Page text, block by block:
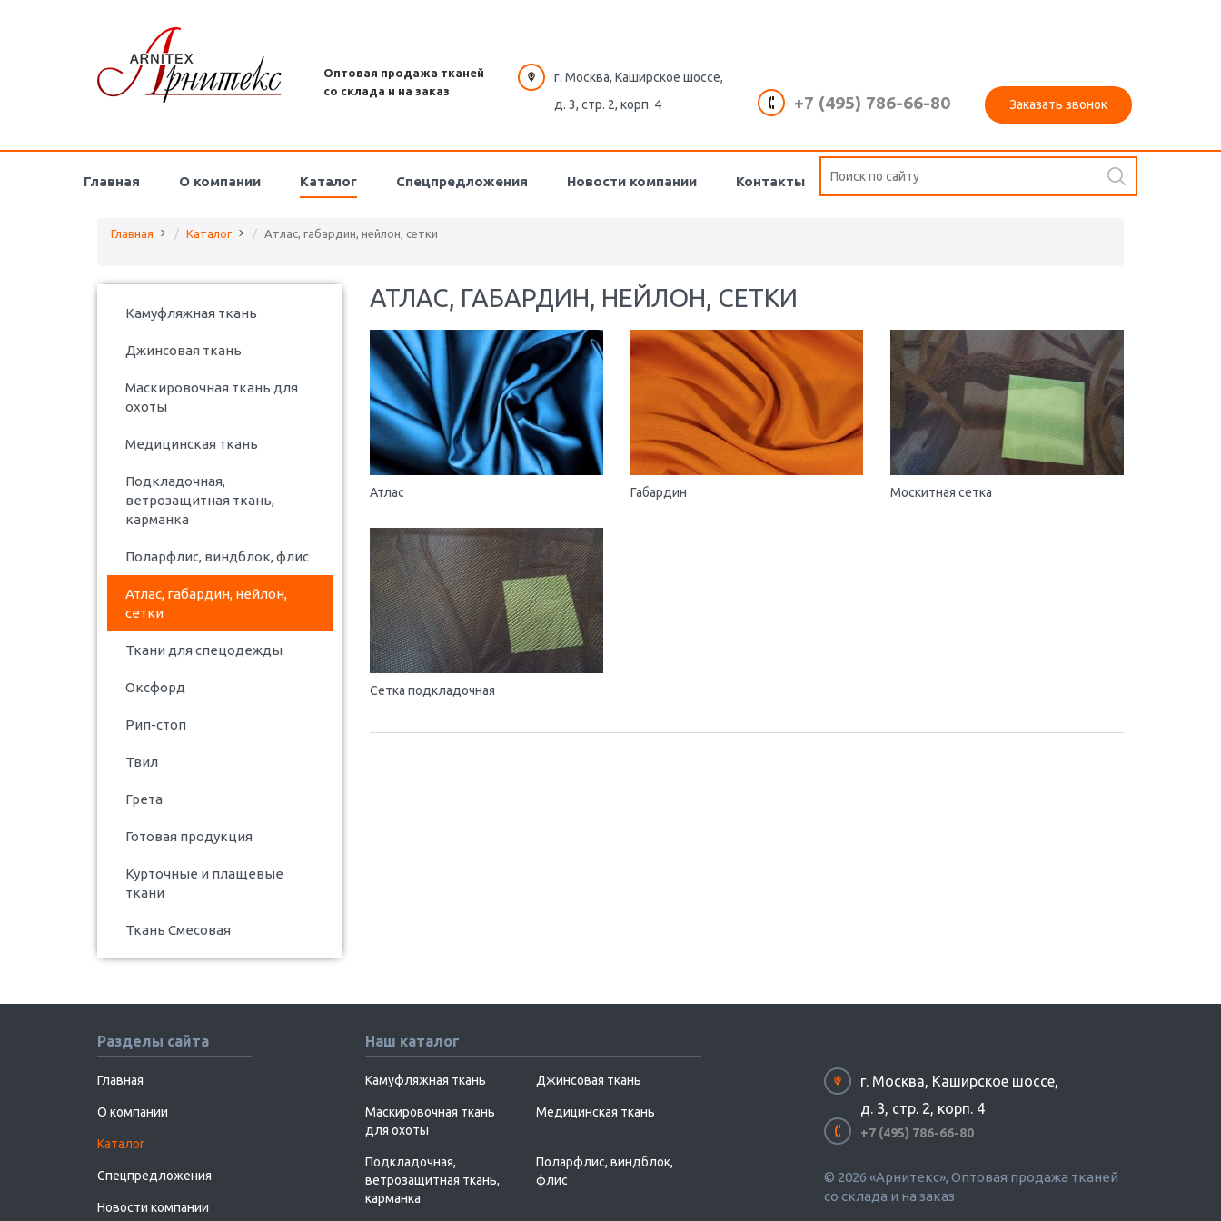
г. Москва, Каширское шоссе,
д. 3, стр. 2, корп. 4
+7 (495) 786-66-80 Заказать звонок
Оптовая продажа тканей
со склада и на заказ
Главная О компании Каталог Спецпредложения Новости компании Контакты
Главная Каталог Атлас, габардин, нейлон, сетки
Камуфляжная ткань
Джинсовая ткань
Маскировочная ткань для
охоты
Медицинская ткань
Подкладочная,
ветрозащитная ткань,
карманка
Поларфлис, виндблок, флис
Атлас, габардин, нейлон,
сетки
Ткани для спецодежды
Оксфорд
Рип-стоп
Твил
Грета
Готовая продукция
Курточные и плащевые
ткани
Ткань Смесовая
АТЛАС, ГАБАРДИН, НЕЙЛОН, СЕТКИ
Атлас Габардин Москитная сетка
Сетка подкладочная
Разделы сайта
Главная
О компании
Каталог
Спецпредложения
Новости компании
Наш каталог
Камуфляжная ткань Джинсовая ткань
Маскировочная ткань
для охоты
Медицинская ткань
Подкладочная,
ветрозащитная ткань,
карманка
Поларфлис, виндблок,
флис
г. Москва, Каширское шоссе,
д. 3, стр. 2, корп. 4
+7 (495) 786-66-80
© 2026 «Арнитекс», Оптовая продажа тканей
со склада и на заказ